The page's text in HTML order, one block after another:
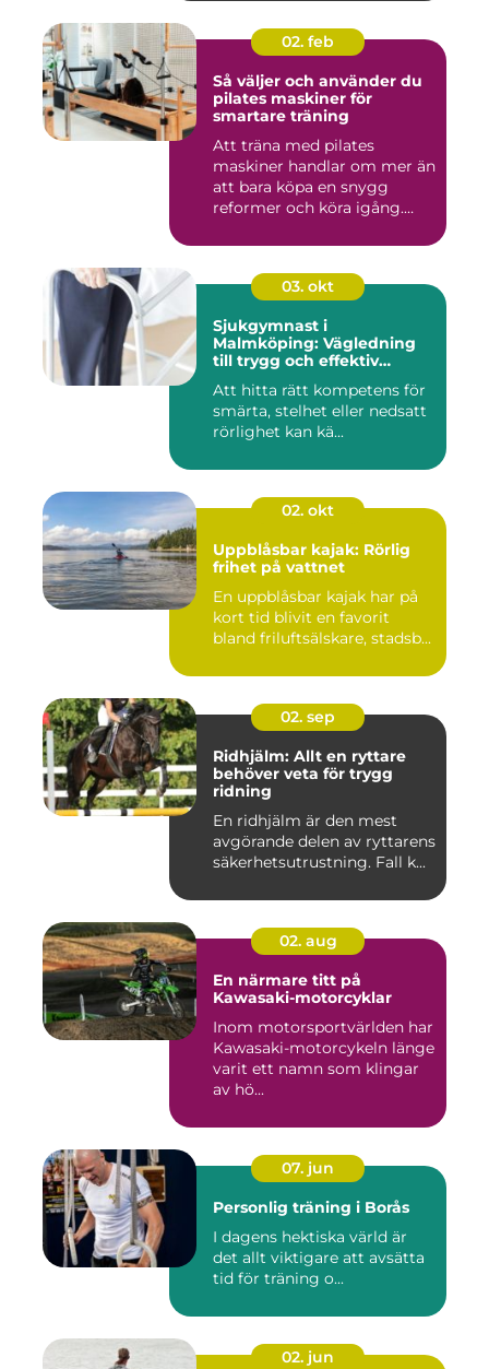
02. feb
Så väljer och använder du
pilates maskiner för
smartare träning
Att träna med pilates
maskiner handlar om mer än
att bara köpa en snygg
reformer och köra igång.
03. okt
Sjukgymnast i
Malmköping: Vägledning
till trygg och effektiv
Att hitta rätt kompetens för
smärta, stelhet eller nedsatt
rörlighet kan kä...
02. okt
Uppblåsbar kajak: Rörlig
frihet på vattnet
En uppblåsbar kajak har på
kort tid blivit en favorit
bland friluftsälskare, stadsb...
02. sep
Ridhjälm: Allt en ryttare
behöver veta för trygg
ridning
En ridhjälm är den mest
avgörande delen av ryttarens
säkerhetsutrustning. Fall k...
02. aug
En närmare titt på
Kawasaki-motorcyklar
Inom motorsportvärlden har
Kawasaki-motorcykeln länge
varit ett namn som klingar
av hö...
07. jun
Personlig träning i Borås
I dagens hektiska värld är
det allt viktigare att avsätta
tid för träning o...
02. jun